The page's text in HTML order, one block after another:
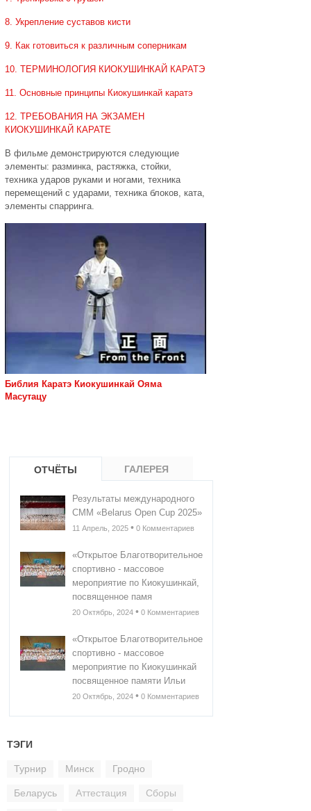
8. Укрепление суставов кисти
9. Как готовиться к различным соперникам
10. ТЕРМИНОЛОГИЯ КИОКУШИНКАЙ КАРАТЭ
11. Основные принципы Киокушинкай каратэ
12. ТРЕБОВАНИЯ НА ЭКЗАМЕН
КИОКУШИНКАЙ КАРАТЕ
В фильме демонстрируются следующие
элементы: разминка, растяжка, стойки,
техника ударов руками и ногами, техника
перемещений с ударами, техника блоков, ката,
элементы спарринга.
Библия Каратэ Киокушинкай Ояма
Масутацу
ОТЧЁТЫ ГАЛЕРЕЯ
Результаты международного
СММ «Belarus Open Cup 2025»
11 Апрель, 2025 • 0 Комментариев
«Открытое Благотворительное
спортивно - массовое
мероприятие по Киокушинкай,
посвященное памя
20 Октябрь, 2024 • 0 Комментариев
«Открытое Благотворительное
спортивно - массовое
мероприятие по Киокушинкай
посвященное памяти Ильи
20 Октябрь, 2024 • 0 Комментариев
ТЭГИ
Турнир Минск Гродно
Беларусь Аттестация Сборы